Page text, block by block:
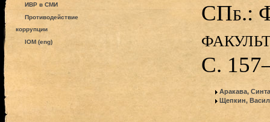
ИВР в СМИ
Противодействие
коррупции
IOM (eng)
СПб.:
С.
Аракава,
Щепкин,